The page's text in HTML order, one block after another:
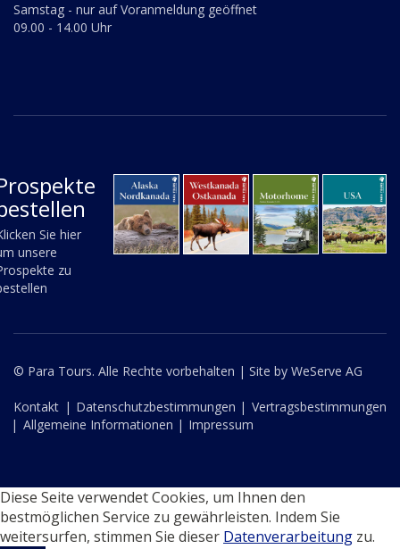
Samstag - nur auf Voranmeldung geöffnet
09.00 - 14.00 Uhr
Sie hier
unsere
zu
© Para Tours. Alle Rechte vorbehalten | Site by WeServe AG
Kontakt | Datenschutzbestimmungen | Vertragsbestimmungen
| Allgemeine Informationen | Impressum
Diese Seite verwendet Cookies, um Ihnen den
bestmöglichen Service zu gewährleisten. Indem Sie
weitersurfen, stimmen Sie dieser Datenverarbeitung zu.